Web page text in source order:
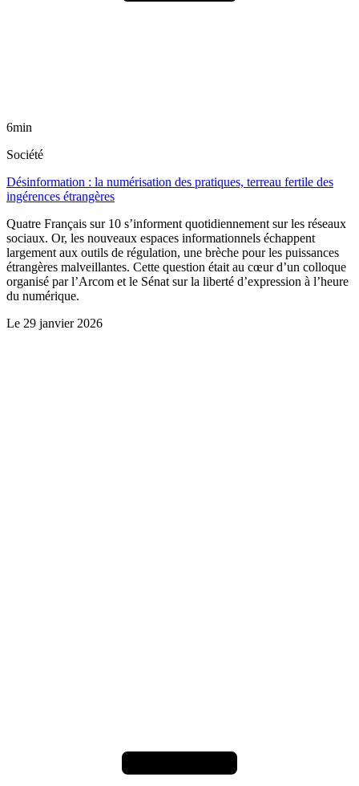
6min
Société
Désinformation : la numérisation des pratiques, terreau fertile des
ingérences étrangères
Quatre Français sur 10 s’informent quotidiennement sur les réseaux
sociaux. Or, les nouveaux espaces informationnels échappent
largement aux outils de régulation, une brèche pour les puissances
étrangères malveillantes. Cette question était au cœur d’un colloque
organisé par l’Arcom et le Sénat sur la liberté d’expression à l’heure
du numérique.
Le 29 janvier 2026